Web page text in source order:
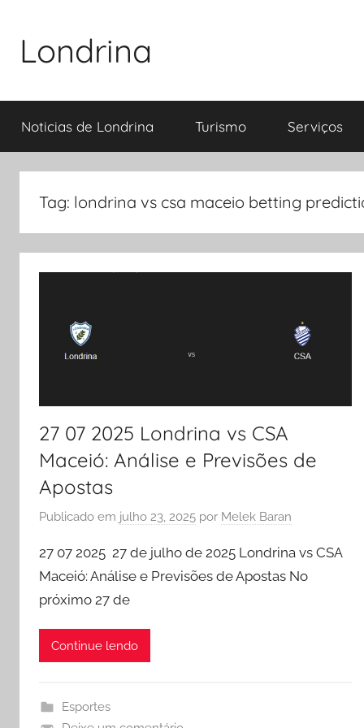
Londrina
Noticias de Londrina Turismo Serviços
Tag: londrina vs csa maceio betting
27 07 2025 Londrina vs CSA
Maceió: Análise e Previsões de
Apostas
Publicado em julho 23, 2025 por Melek Baran
27 07 2025 27 de julho de 2025 Londrina vs CSA
Maceió: Análise e Previsões de Apostas No
próximo 27 de
Continue lendo
Esportes